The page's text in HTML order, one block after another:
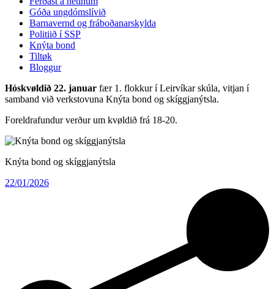
Góða ungdómslívið
Barnavernd og fráboðanarskylda
Politiið í SSP
Knýta bond
Tiltøk
Bloggur
Hóskvøldið 22. januar fær 1. flokkur í Leirvíkar skúla, vitjan í
samband við verkstovuna Knýta bond og skíggjanýtsla.
Foreldrafundur verður um kvøldið frá 18-20.
Knýta bond og skíggjanýtsla
22/01/2026